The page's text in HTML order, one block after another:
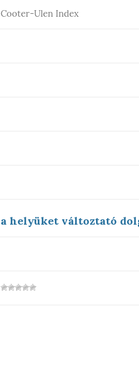
Cooter-Ulen Index
a helyüket változtató